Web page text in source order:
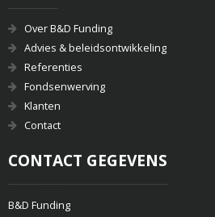
Over B&D Funding
Advies & beleidsontwikkeling
Referenties
Fondsenwerving
Klanten
Contact
CONTACT GEGEVENS
B&D Funding